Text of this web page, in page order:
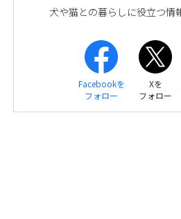
犬や猫との暮らしに役立つ情
Facebookを
フォロー
Xを
フォロー